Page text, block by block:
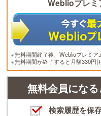
Weblioプレミ
※無料期間終了後、Weblioプレミア
※無料期間が終了すると月額330円(
無料会員になる
検索履歴を保